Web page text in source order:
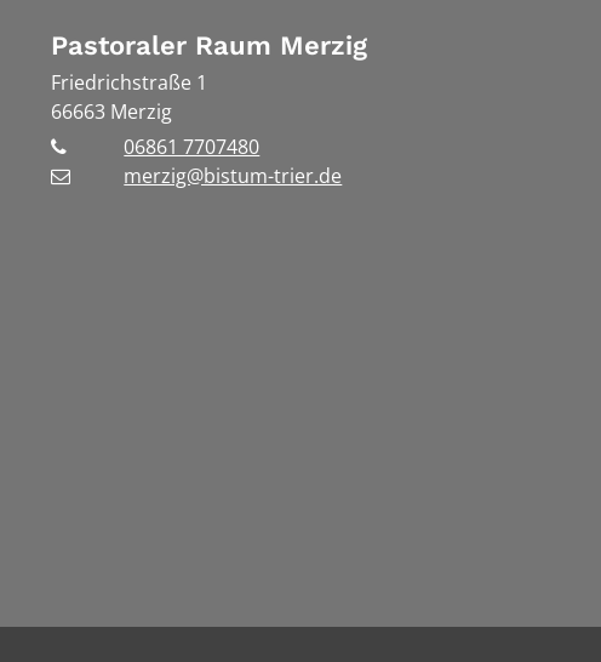
Pastoraler Raum Merzig
Friedrichstraße 1
66663 Merzig
06861 7707480
merzig@bistum-trier.de